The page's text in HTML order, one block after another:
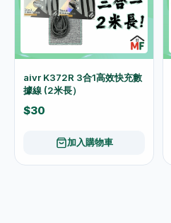
aivr K372R 3合1高效快充數
據線 (2米長）
$30
加入購物車